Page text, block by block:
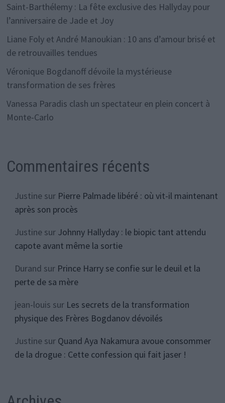
Saint-Barthélemy : La fête exclusive des Hallyday pour
l’anniversaire de Jade et Joy
Liane Foly et André Manoukian : 10 ans d’amour brisé et
de retrouvailles tendues
Véronique Bogdanoff dévoile la mystérieuse
transformation de ses frères
Vanessa Paradis clash un spectateur en plein concert à
Monte-Carlo
Commentaires récents
Justinesur Pierre Palmade libéré : où vit-il maintenant
après son procès
Justinesur Johnny Hallyday : le biopic tant attendu
capote avant même la sortie
Durand sur Prince Harry se confie sur le deuil et la
perte de sa mère
jean-louis sur Les secrets de la transformation
physique des Frères Bogdanov dévoilés
Justinesur Quand Aya Nakamura avoue consommer
de la drogue : Cette confession qui fait jaser !